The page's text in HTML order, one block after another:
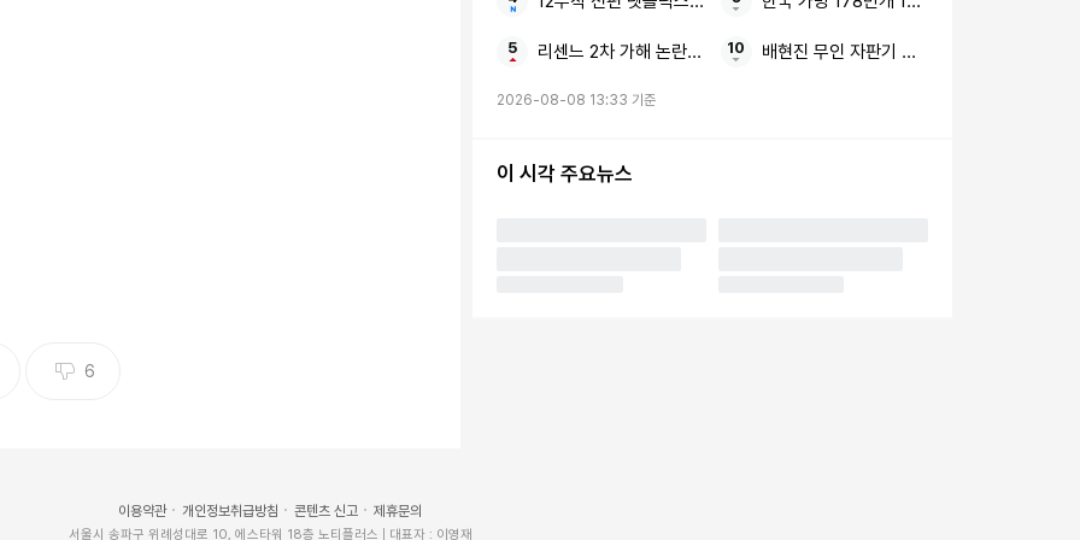
6
리센느 2차 가해 논란 김선태 8초짜리 근황 영상배현진 무인 자판기 성인인증 국가 기준
2026-08-08 13:33 기준
이 시각 주요뉴스
이용약관 개인정보취급방침 콘텐츠 신고 제휴문의
서울시 송파구 위례성대로 10, 에스타워 18층 노티플러스 | 대표자 : 이영재